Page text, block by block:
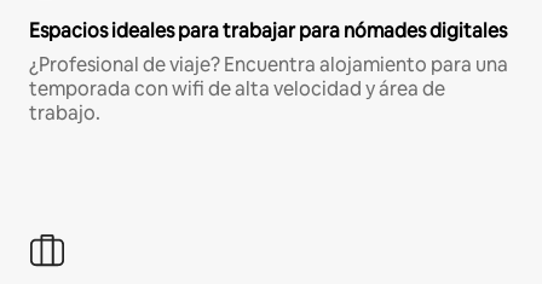
Espacios ideales para trabajar para nómades digitales
¿Profesional de viaje? Encuentra alojamiento para una
temporada con wifi de alta velocidad y área de
trabajo.